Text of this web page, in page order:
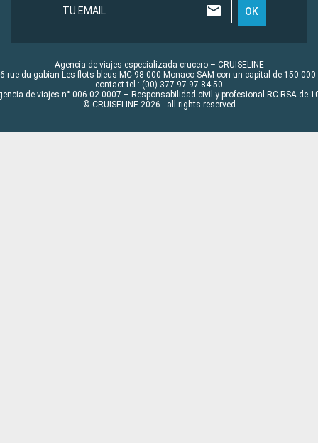
TU EMAIL OK
Agencia de viajes especializada crucero – CRUISELINE
rue du gabian Les flots bleus MC 98 000 Monaco SAM con un capital de 150 000
contact tel : (00) 377 97 97 84 50
de viajes n° 006 02 0007 – Responsabilidad civil y profesional RC RSA de
© CRUISELINE 2026 - all rights reserved